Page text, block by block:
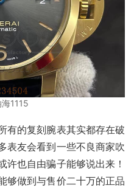
1115
有的复刻腕表其实都存在破
表友会看到一些不良商家吹
许也自由骗子能够说出来！
够做到与售价二十万的正品